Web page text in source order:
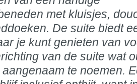
met kluisjes,
De suite biedt
je kunt genieten van
van de suite wat
te noemen.